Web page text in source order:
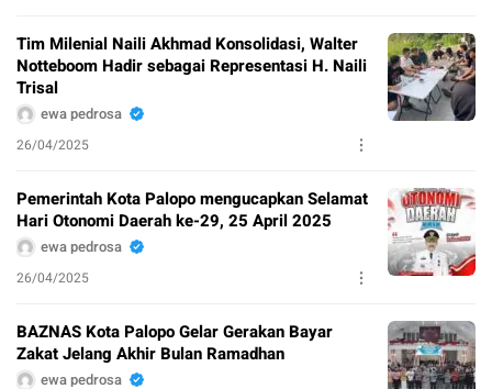
Tim Milenial Naili Akhmad Konsolidasi, Walter
Notteboom Hadir sebagai Representasi H. Naili
Trisal
ewa pedrosa
26/04/2025
Pemerintah Kota Palopo mengucapkan Selamat
Hari Otonomi Daerah ke-29, 25 April 2025
ewa pedrosa
26/04/2025
BAZNAS Kota Palopo Gelar Gerakan Bayar
Zakat Jelang Akhir Bulan Ramadhan
ewa pedrosa